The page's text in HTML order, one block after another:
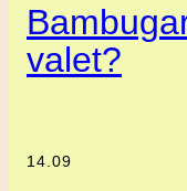
valet?
14.09